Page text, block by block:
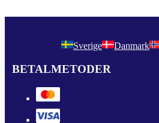
Sverige Danmark
BETALMETODER